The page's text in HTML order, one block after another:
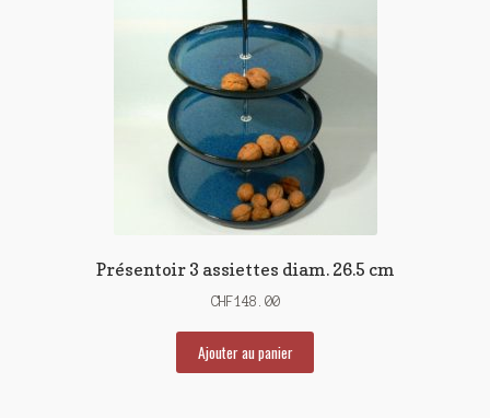
Présentoir 3 assiettes diam. 26.5 cm
CHF148.00
Ajouter au panier